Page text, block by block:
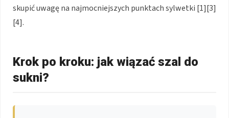
skupić uwagę na najmocniejszych punktach sylwetki [1][3]
[4].
Krok po kroku: jak wiązać szal do
sukni?